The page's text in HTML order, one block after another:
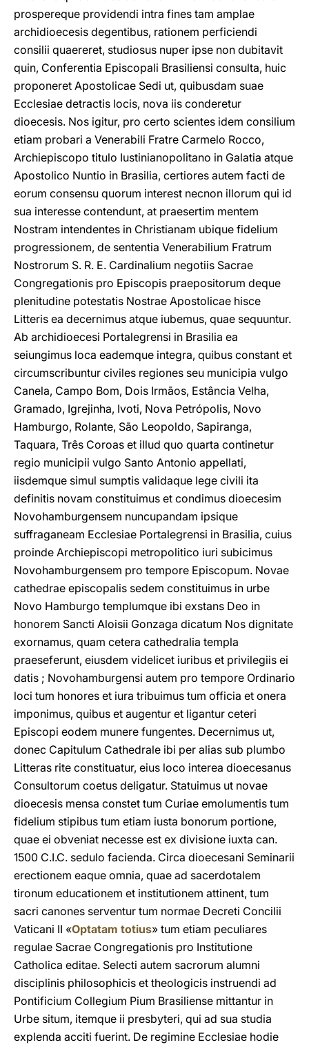
prospereque providendi intra fines tam amplae
archidioecesis degentibus, rationem perficiendi
consilii quaereret, studiosus nuper ipse non dubitavit
quin, Conferentia Episcopali Brasiliensi consulta, huic
proponeret Apostolicae Sedi ut, quibusdam suae
Ecclesiae detractis locis, nova iis conderetur
dioecesis. Nos igitur, pro certo scientes idem consilium
etiam probari a Venerabili Fratre Carmelo Rocco,
Archiepiscopo titulo Iustinianopolitano in Galatia atque
Apostolico Nuntio in Brasilia, certiores autem facti de
eorum consensu quorum interest necnon illorum qui id
sua interesse contendunt, at praesertim mentem
Nostram intendentes in Christianam ubique fidelium
progressionem, de sententia Venerabilium Fratrum
Nostrorum S. R. E. Cardinalium negotiis Sacrae
Congregationis pro Episcopis praepositorum deque
plenitudine potestatis Nostrae Apostolicae hisce
Litteris ea decernimus atque iubemus, quae sequuntur.
Ab archidioecesi Portalegrensi in Brasilia ea
seiungimus loca eademque integra, quibus constant et
circumscribuntur civiles regiones seu municipia vulgo
Canela, Campo Bom, Dois Irmãos, Estância Velha,
Gramado, Igrejinha, Ivoti, Nova Petrópolis, Novo
Hamburgo, Rolante, São Leopoldo, Sapiranga,
Taquara, Três Coroas et illud quo quarta continetur
regio municipii vulgo Santo Antonio appellati,
iisdemque simul sumptis validaque lege civili ita
definitis novam constituimus et condimus dioecesim
Novohamburgensem nuncupandam ipsique
suffraganeam Ecclesiae Portalegrensi in Brasilia, cuius
proinde Archiepiscopi metropolitico iuri subicimus
Novohamburgensem pro tempore Episcopum. Novae
cathedrae episcopalis sedem constituimus in urbe
Novo Hamburgo templumque ibi exstans Deo in
honorem Sancti Aloisii Gonzaga dicatum Nos dignitate
exornamus, quam cetera cathedralia templa
praeseferunt, eiusdem videlicet iuribus et privilegiis ei
datis ; Novohamburgensi autem pro tempore Ordinario
loci tum honores et iura tribuimus tum officia et onera
imponimus, quibus et augentur et ligantur ceteri
Episcopi eodem munere fungentes. Decernimus ut,
donec Capitulum Cathedrale ibi per alias sub plumbo
Litteras rite constituatur, eius loco interea dioecesanus
Consultorum coetus deligatur. Statuimus ut novae
dioecesis mensa constet tum Curiae emolumentis tum
fidelium stipibus tum etiam iusta bonorum portione,
quae ei obveniat necesse est ex divisione iuxta can.
1500 C.I.C. sedulo facienda. Circa dioecesani Seminarii
erectionem eaque omnia, quae ad sacerdotalem
tironum educationem et institutionem attinent, tum
sacri canones serventur tum normae Decreti Concilii
Vaticani II «Optatam totius» tum etiam peculiares
regulae Sacrae Congregationis pro Institutione
Catholica editae. Selecti autem sacrorum alumni
disciplinis philosophicis et theologicis instruendi ad
Pontificium Collegium Pium Brasiliense mittantur in
Urbe situm, itemque ii presbyteri, qui ad sua studia
explenda acciti fuerint. De regimine Ecclesiae hodie